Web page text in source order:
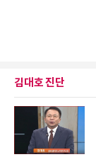
김대호 진단